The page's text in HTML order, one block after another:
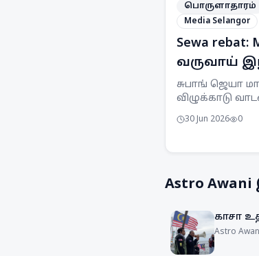
பொருளாதாரம்
Media Selangor
Sewa rebat:
வருவாய்
ஈடுசெய்ய
சுபாங் ஜெயா
விழுக்காடு
இழப்பை ஈடுகட்ட
செயல்பாட்டுச்
30 Jun 2026 0
Astro Awani
காசா
Astro